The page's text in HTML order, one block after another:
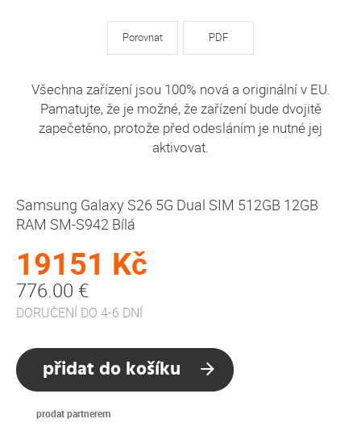
Porovnat PDF
Všechna zařízení jsou 100% nová a originální v EU.
Pamatujte, že je možné, že zařízení bude dvojitě
zapečetěno, protože před odesláním je nutné jej
aktivovat.
Samsung Galaxy S26 5G Dual SIM 512GB 12GB
RAM SM-S942 Bílá
19151 Kč
776.00 €
DORUČENÍ DO 4-6 DNÍ
přidat do košíku
prodat partnerem